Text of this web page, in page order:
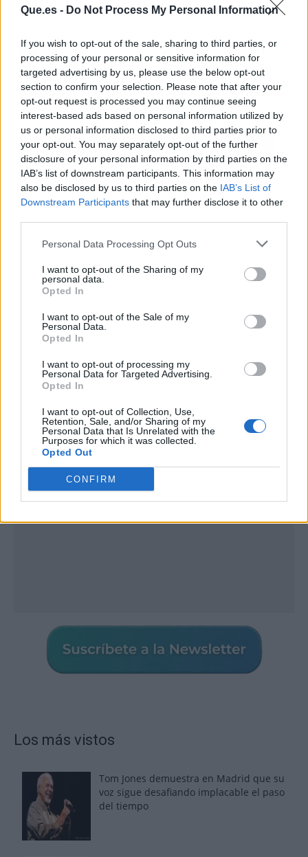
Que.es - Do Not Process My Personal Information
If you wish to opt-out of the sale, sharing to third parties, or
processing of your personal or sensitive information for
targeted advertising by us, please use the below opt-out
section to confirm your selection. Please note that after your
opt-out request is processed you may continue seeing
interest-based ads based on personal information utilized by
us or personal information disclosed to third parties prior to
your opt-out. You may separately opt-out of the further
disclosure of your personal information by third parties on the
IAB’s list of downstream participants. This information may
also be disclosed by us to third parties on the IAB’s List of
Downstream Participants that may further disclose it to other
Personal Data Processing Opt Outs
I want to opt-out of the Sharing of my
personal data.
Opted In
I want to opt-out of the Sale of my
Personal Data.
Opted In
I want to opt-out of processing my
Personal Data for Targeted Advertising.
Opted In
I want to opt-out of Collection, Use,
Retention, Sale, and/or Sharing of my
Personal Data that Is Unrelated with the
Purposes for which it was collected.
Opted Out
CONFIRM
La compraventa de
viviendas sube hasta su
mayor cifra en casi dos
Agricultura patrocinará
promocionar la
gastronomía de España
Publicidad
Los más vistos
Tom Jones demuestra en Madrid que su
voz sigue desafiando implacable el paso
del tiempo